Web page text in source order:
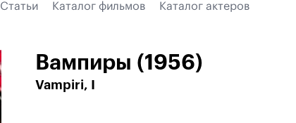
Статьи Каталог фильмов Каталог актеров
Вампиры (1956)
Vampiri, I